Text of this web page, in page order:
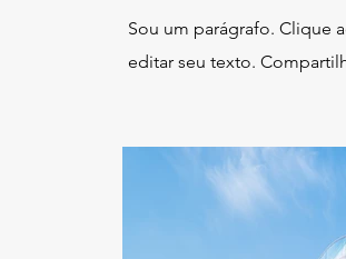
Sou um parágrafo. Clique
editar seu texto.